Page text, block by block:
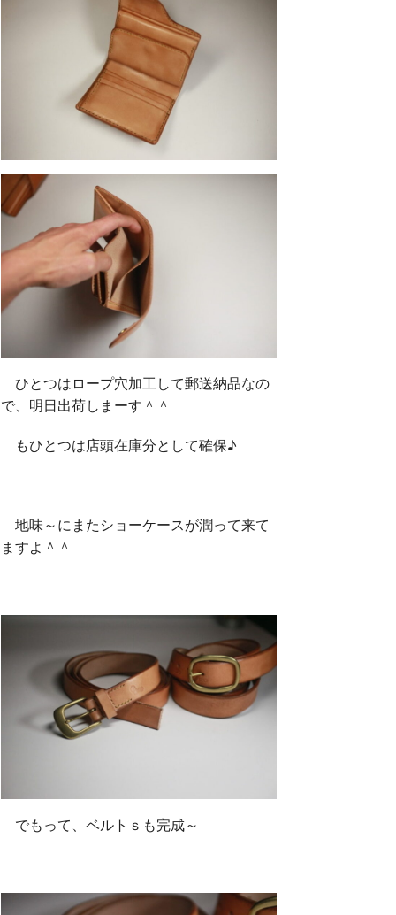
ひとつはロープ穴加工して郵送納品なの
で、明日出荷しまーす＾＾
もひとつは店頭在庫分として確保♪
地味～にまたショーケースが潤って来て
ますよ＾＾
でもって、ベルトｓも完成～